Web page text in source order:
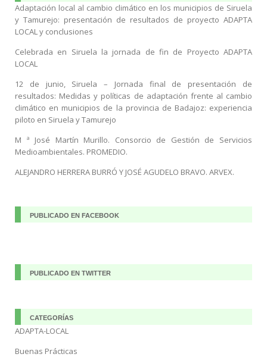
Adaptación local al cambio climático en los municipios de Siruela
y Tamurejo: presentación de resultados de proyecto ADAPTA
LOCAL y conclusiones
Celebrada en Siruela la jornada de fin de Proyecto ADAPTA
LOCAL
12 de junio, Siruela – Jornada final de presentación de
resultados: Medidas y políticas de adaptación frente al cambio
climático en municipios de la provincia de Badajoz: experiencia
piloto en Siruela y Tamurejo
M ª José Martín Murillo. Consorcio de Gestión de Servicios
Medioambientales. PROMEDIO.
ALEJANDRO HERRERA BURRÓ Y JOSÉ AGUDELO BRAVO. ARVEX.
PUBLICADO EN FACEBOOK
PUBLICADO EN TWITTER
CATEGORÍAS
ADAPTA-LOCAL
Buenas Prácticas